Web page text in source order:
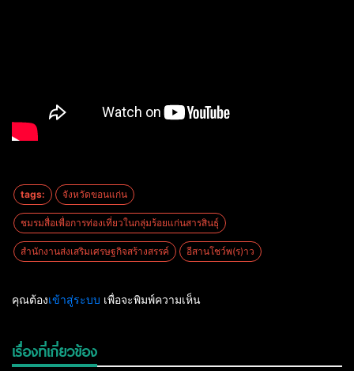
tags: จังหวัดขอนแก่น
ชมรมสื่อเพื่อการท่องเที่ยวในกลุ่มร้อยแก่นสารสินธุ์
สำนักงานส่งเสริมเศรษฐกิจสร้างสรรค์ อีสานโชว์พ(ร)าว
คุณต้องเข้าสู่ระบบ เพื่อจะพิมพ์ความเห็น
เรื่องที่เกี่ยวข้อง